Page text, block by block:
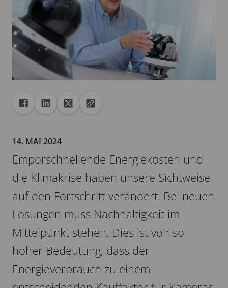
Freigabe
Teilen auf Facebook
Teilen auf Linkedin
Teilen auf XURL in die Zwischenablage kopieren
14. MAI 2024
Emporschnellende Energiekosten und
die Klimakrise haben unsere Sichtweise
auf den Fortschritt verändert. Bei neuen
Lösungen muss Nachhaltigkeit im
Mittelpunkt stehen. Dies ist von so
hoher Bedeutung, dass der
Energieverbrauch zu einem